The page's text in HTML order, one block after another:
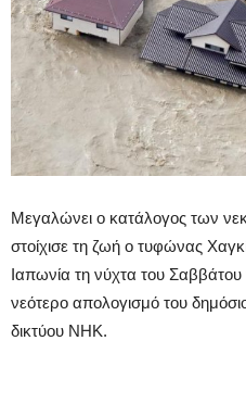
Mεγαλώνει ο κατάλογος των
στοίχισε τη ζωή ο τυφώνας
Ιαπωνία τη νύχτα του
νεότερο απολογισμό του
δικτύου NHK.